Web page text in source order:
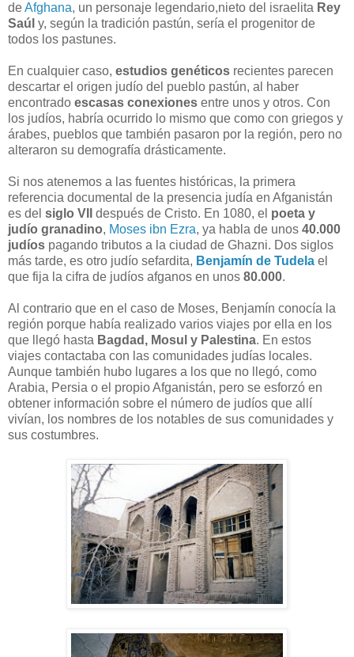
deAfghana, un personaje legendario,nieto del israelita Rey
Saúl y, según la tradición pastún, sería el progenitor de
todos los pastunes.
En cualquier caso, estudios genéticos recientes parecen
descartar el origen judío del pueblo pastún, al haber
encontrado escasas conexiones entre unos y otros. Con
los judíos, habría ocurrido lo mismo que como con griegos y
árabes, pueblos que también pasaron por la región, pero no
alteraron su demografía drásticamente.
Si nos atenemos a las fuentes históricas, la primera
referencia documental de la presencia judía en Afganistán
es del siglo VII después de Cristo. En 1080, el poeta y
judío granadino, Moses ibn Ezra, ya habla de unos 40.000
judíos pagando tributos a la ciudad de Ghazni. Dos siglos
más tarde, es otro judío sefardita, Benjamín de Tudela el
que fija la cifra de judíos afganos en unos 80.000.
Al contrario que en el caso de Moses, Benjamín conocía la
región porque había realizado varios viajes por ella en los
que llegó hasta Bagdad, Mosul y Palestina. En estos
viajes contactaba con las comunidades judías locales.
Aunque también hubo lugares a los que no llegó, como
Arabia, Persia o el propio Afganistán, pero se esforzó en
obtener información sobre el número de judíos que allí
vivían, los nombres de los notables de sus comunidades y
sus costumbres.